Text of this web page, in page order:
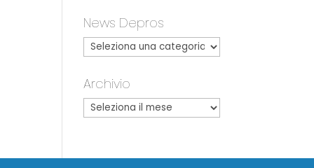
News Depros
Archivio